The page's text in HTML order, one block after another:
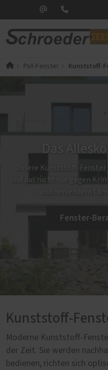
PaX-Fenster Kunststoff-
Das
Unsere Kunststoff-Fenster
und das nicht nur gegen
und nervendem
Fenster-
Kunststoff-
Moderne Kunststoff-
der Zeit. Sie werden
bedienen, richten sich